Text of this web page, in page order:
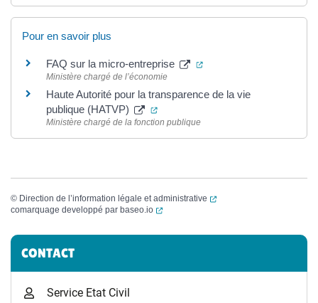
Pour en savoir plus
FAQ sur la micro-entreprise (ouverture dans un
Ministère chargé de l’économie
Haute Autorité pour la transparence de la vie
publique (HATVP)
(ouverture dans un nouvel onglet)
Ministère chargé de la fonction publique
© Direction de l’information légale et administrative
(ouverture dans un
comarquage developpé par baseo.io (ouverture dans un nouvel onglet)
Informations complémentaires
CONTACT
Service Etat Civil